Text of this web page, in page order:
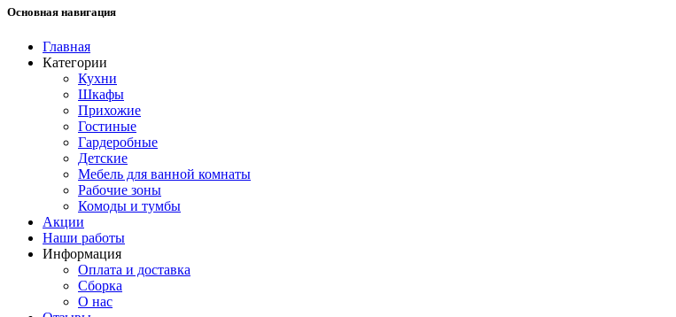
Основная навигация
Главная
Категории
Кухни
Шкафы
Прихожие
Гостиные
Гардеробные
Детские
Мебель для ванной комнаты
Рабочие зоны
Комоды и тумбы
Акции
Наши работы
Информация
Оплата и доставка
Сборка
О нас